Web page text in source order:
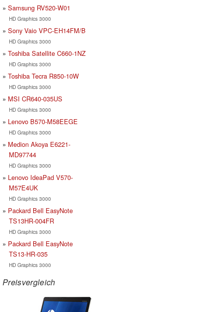
Samsung RV520-W01
HD Graphics 3000
Sony Vaio VPC-EH14FM/B
HD Graphics 3000
Toshiba Satellite C660-1NZ
HD Graphics 3000
Toshiba Tecra R850-10W
HD Graphics 3000
MSI CR640-035US
HD Graphics 3000
Lenovo B570-M58EEGE
HD Graphics 3000
Medion Akoya E6221-
MD97744
HD Graphics 3000
Lenovo IdeaPad V570-
M57E4UK
HD Graphics 3000
Packard Bell EasyNote
TS13HR-004FR
HD Graphics 3000
Packard Bell EasyNote
TS13-HR-035
HD Graphics 3000
Preisvergleich